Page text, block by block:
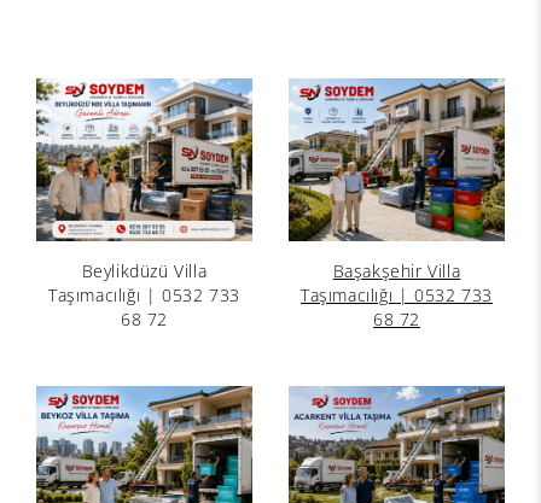
Beylikdüzü Villa
Taşımacılığı | 0532 733
68 72
Başakşehir Villa
Taşımacılığı | 0532 733
68 72